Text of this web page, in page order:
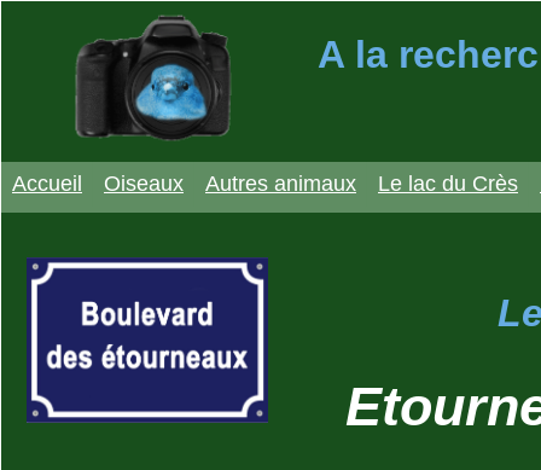
A la
Accueil Oiseaux Autres animaux Le lac du Crès